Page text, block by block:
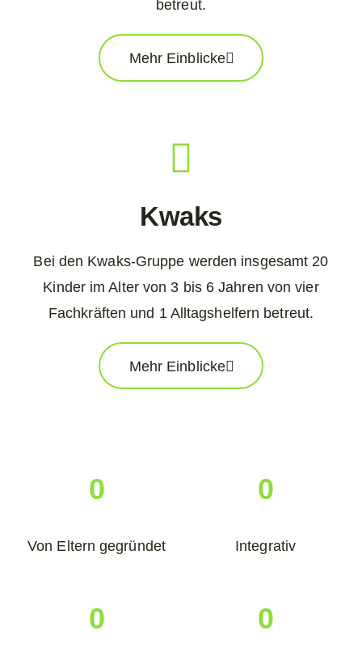
betreut.
Mehr Einblicke
Kwaks
Bei den Kwaks-Gruppe werden insgesamt 20
Kinder im Alter von 3 bis 6 Jahren von vier
Fachkräften und 1 Alltagshelfern betreut.
Mehr Einblicke
Von Eltern gegründet
0
Integrativ
0
0 0